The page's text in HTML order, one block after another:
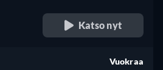
Katso nyt
Vuokraa